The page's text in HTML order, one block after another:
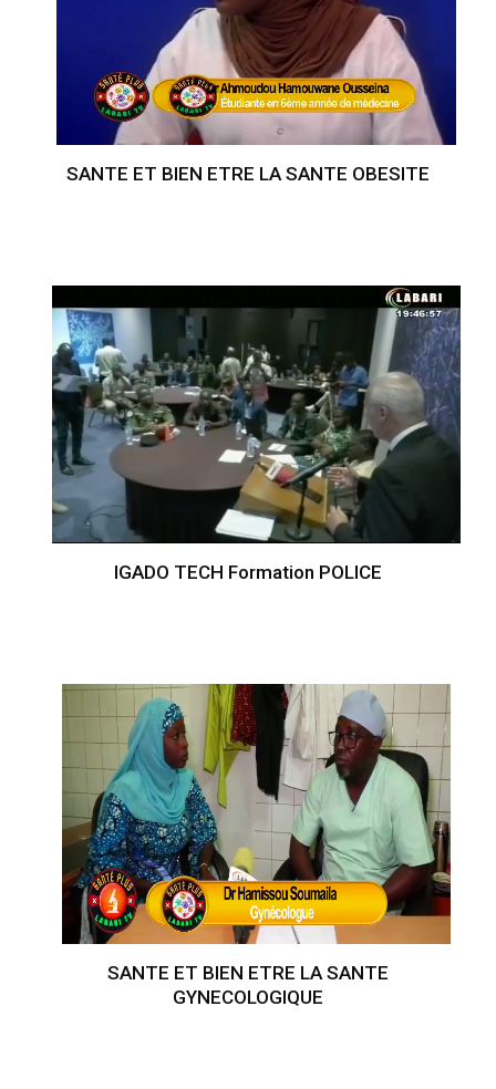
SANTE ET BIEN ETRE LA SANTE OBESITE
IGADO TECH Formation POLICE
SANTE ET BIEN ETRE LA SANTE
GYNECOLOGIQUE